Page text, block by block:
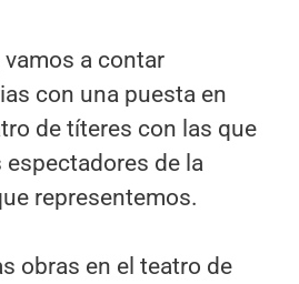
vamos a contar
con una puesta en
de títeres con las que
de la
representemos.
obras en el teatro de